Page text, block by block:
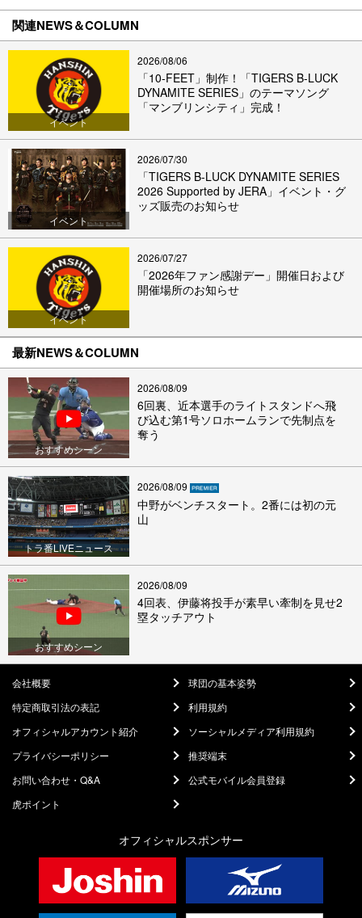
関連NEWS＆COLUMN
イベント
2026/08/06
「10-FEET」制作！「TIGERS B-LUCK
DYNAMITE SERIES」のテーマソング
「マンブリンシティ」完成！
イベント
2026/07/30
「TIGERS B-LUCK DYNAMITE SERIES
2026 Supported by JERA」イベント・グ
ッズ販売のお知らせ
イベント
2026/07/27
「2026年ファン感謝デー」開催日および
開催場所のお知らせ
最新NEWS＆COLUMN
おすすめシーン
2026/08/09
6回裏、近本選手のライトスタンドへ飛
び込む第1号ソロホームランで先制点を
奪う
トラ番LIVEニュース
2026/08/09
中野がベンチスタート。2番には初の元
山
おすすめシーン
2026/08/09
4回表、伊藤将投手が素早い牽制を見せ2
塁タッチアウト
会社概要
球団の基本姿勢
特定商取引法の表記
利用規約
オフィシャルアカウント紹介
ソーシャルメディア利用規約
プライバシーポリシー
推奨端末
お問い合わせ・Q&A
公式モバイル会員登録
虎ポイント
オフィシャルスポンサー